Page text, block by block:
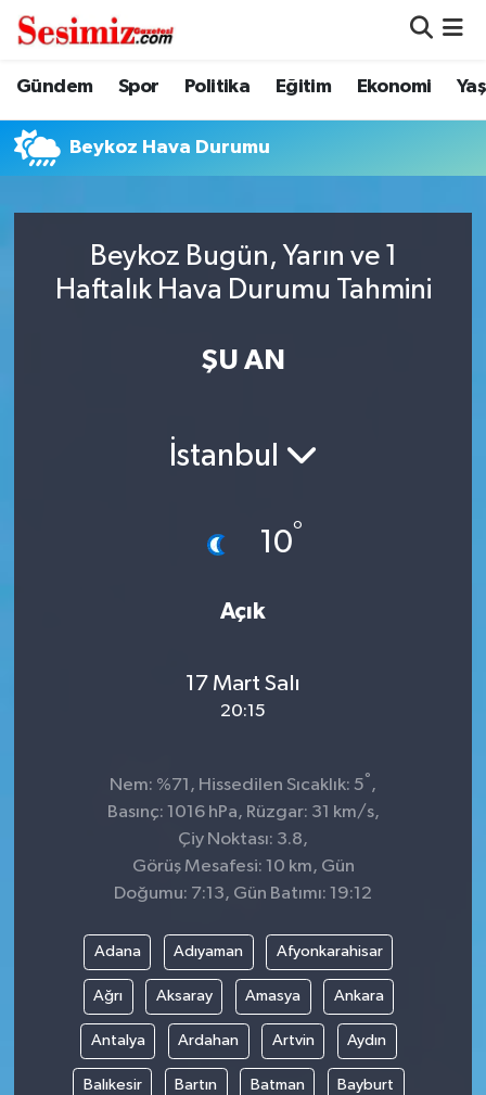
Gündem Spor Politika Eğitim Ekonomi
Beykoz Hava Durumu
Beykoz Bugün, Yarın ve 1
Haftalık Hava Durumu Tahmini
ŞU AN
İstanbul
10°
Açık
17 Mart Salı
20:15
Nem: %71, Hissedilen Sıcaklık: 5° ,
Basınç: 1016 hPa, Rüzgar: 31 km/s,
Çiy Noktası: 3.8,
Görüş Mesafesi: 10 km, Gün
Doğumu: 7:13, Gün Batımı: 19:12
Adana Adıyaman Afyonkarahisar
Ağrı Aksaray Amasya Ankara
Antalya Ardahan Artvin Aydın
Balıkesir Bartın Batman Bayburt
Dünya
Eğitim
Genel
Gündem
Nöbetçi Eczaneler
Hava Durumu
Trafik Durumu
Süper Lig Puan Durumu ve Fikstür